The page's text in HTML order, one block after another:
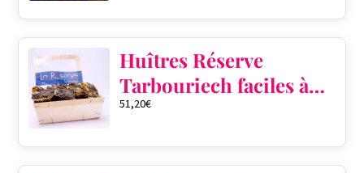
Huîtres Réserve
Tarbouriech faciles à
ouvrir pré ouvertes
51,20€